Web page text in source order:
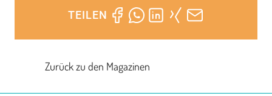
TEILEN
Zurück zu den Magazinen